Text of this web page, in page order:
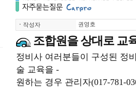
ㆍ 작성자 권영호
조합원을 상대로 교
정비사 여러분들이 구성된 정
술 교육을 -
원하는 경우 관리자(017-781-